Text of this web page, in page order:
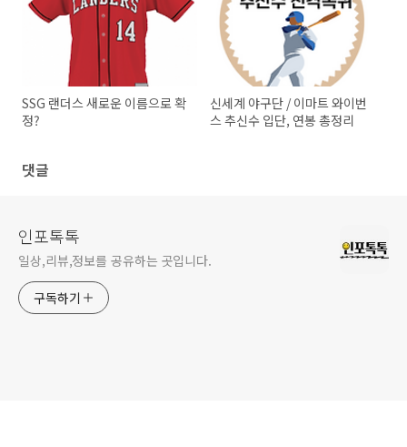
SSG 랜더스 새로운 이름으로 확
정?
신세계 야구단 / 이마트 와이번
스 추신수 입단, 연봉 총정리
댓글
인포톡톡
일상,리뷰,정보를 공유하는 곳입니다.
구독하기